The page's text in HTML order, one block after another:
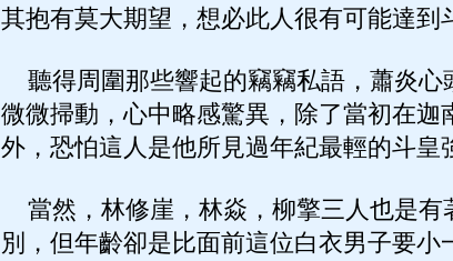
其抱有莫大期望，想必此人很有可能達到
聽得周圍那些響起的竊竊私語，蕭炎心
微微掃動，心中略感驚異，除了當初在
外，恐怕這人是他所見過年紀最輕的斗皇
當然，林修崖，林焱，柳擎三人也是有
別，但年齡卻是比面前這位白衣男子要